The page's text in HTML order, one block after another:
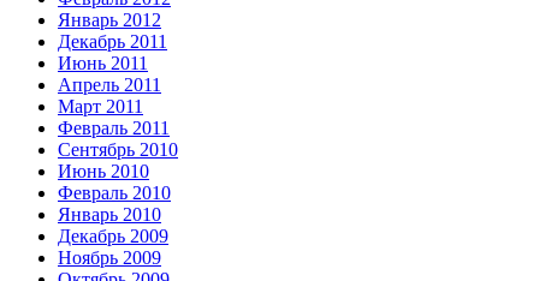
Январь 2012
Декабрь 2011
Июнь 2011
Апрель 2011
Март 2011
Февраль 2011
Сентябрь 2010
Июнь 2010
Февраль 2010
Январь 2010
Декабрь 2009
Ноябрь 2009